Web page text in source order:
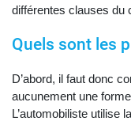
différentes clauses du
Quels sont les
D’abord, il faut donc
aucunement une
L’automobiliste utilise